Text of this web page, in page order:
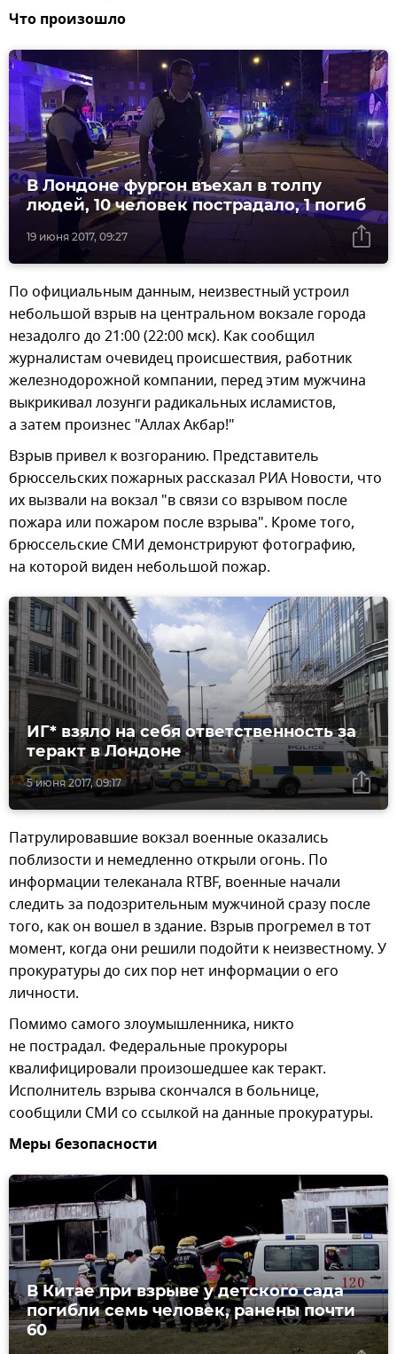
Что произошло
19 июня 2017, 09:27
В Лондоне фургон въехал в толпу
людей, 10 человек пострадало, 1 погиб
По официальным данным, неизвестный устроил
небольшой взрыв на центральном вокзале города
незадолго до 21:00 (22:00 мск). Как сообщил
журналистам очевидец происшествия, работник
железнодорожной компании, перед этим мужчина
выкрикивал лозунги радикальных исламистов,
а затем произнес "Аллах Акбар!"
Взрыв привел к возгоранию. Представитель
брюссельских пожарных рассказал РИА Новости, что
их вызвали на вокзал "в связи со взрывом после
пожара или пожаром после взрыва". Кроме того,
брюссельские СМИ демонстрируют фотографию,
на которой виден небольшой пожар.
5 июня 2017, 09:17
ИГ* взяло на себя ответственность за
теракт в Лондоне
Патрулировавшие вокзал военные оказались
поблизости и немедленно открыли огонь. По
информации телеканала RTBF, военные начали
следить за подозрительным мужчиной сразу после
того, как он вошел в здание. Взрыв прогремел в тот
момент, когда они решили подойти к неизвестному. У
прокуратуры до сих пор нет информации о его
личности.
Помимо самого злоумышленника, никто
не пострадал. Федеральные прокуроры
квалифицировали произошедшее как теракт.
Исполнитель взрыва скончался в больнице,
сообщили СМИ со ссылкой на данные прокуратуры.
Меры безопасности
В Китае при взрыве у детского сада
погибли семь человек, ранены почти
60